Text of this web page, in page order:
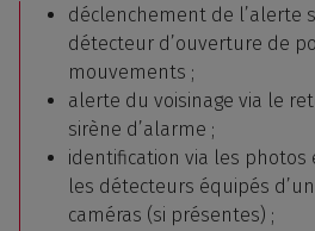
déclenchement de l’alerte
détecteur d’ouverture de
mouvements ;
alerte du voisinage via le
sirène d’alarme ;
identification via les photos
les détecteurs équipés
caméras (si présentes) ;